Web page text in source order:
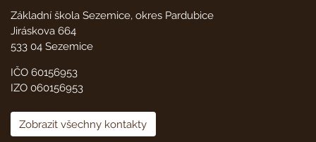
Základní škola Sezemice, okres Pardubice
Jiráskova 664
533 04 Sezemice
IČO 60156953
IZO 060156953
Zobrazit všechny kontakty